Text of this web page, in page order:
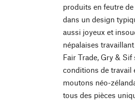
produits en feutre
dans un design
aussi joyeux et
népalaises
Fair Trade, Gry &
conditions de travail
moutons néo-
tous des pièces